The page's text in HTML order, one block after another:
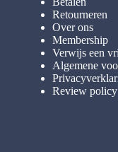
Retourneren
Over ons
Membership
Verwijs een
Algemene
Review policy